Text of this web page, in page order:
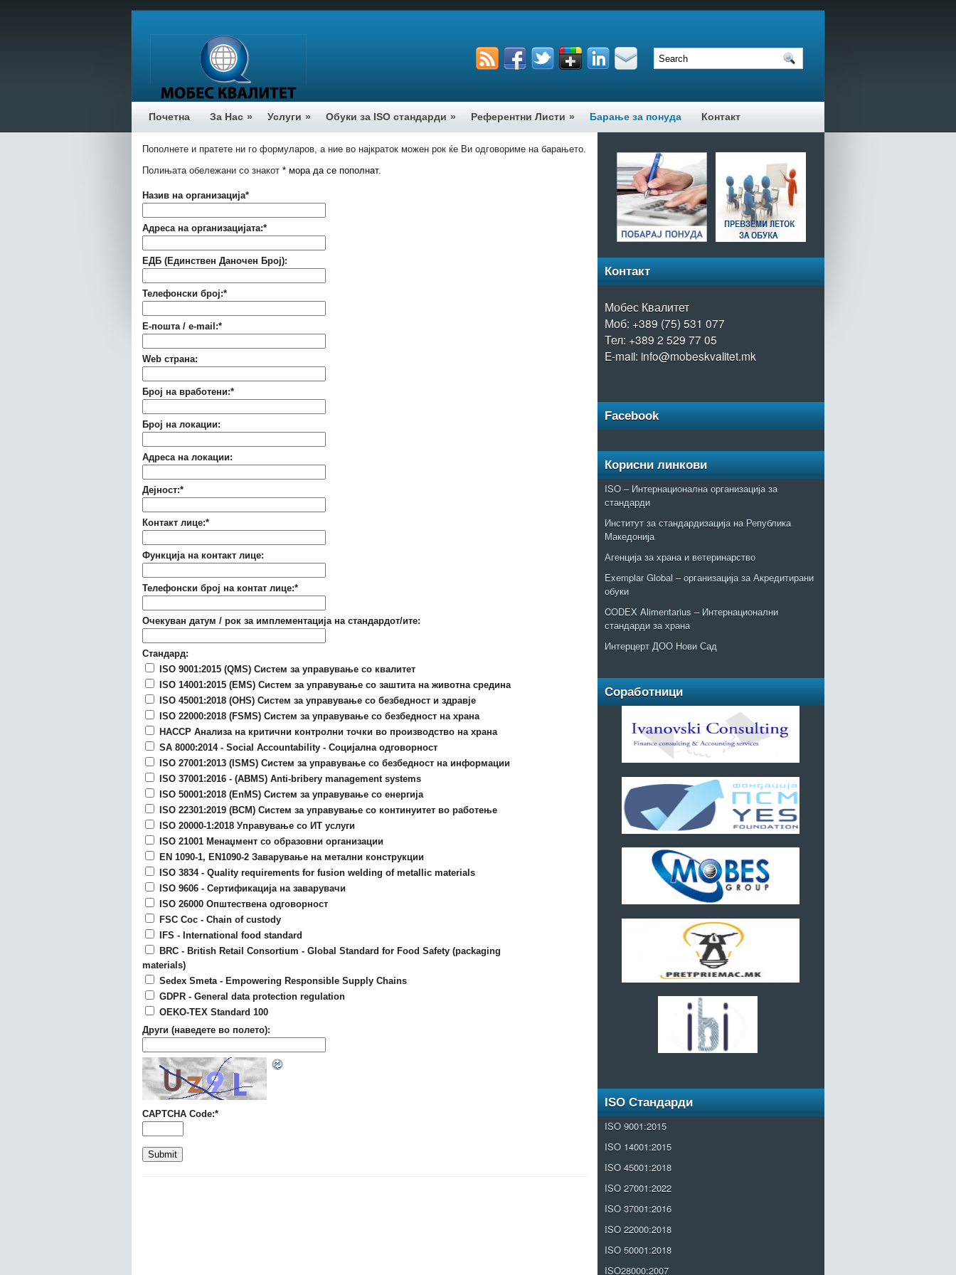
Почетна За Нас » Услуги » Обуки за ISO стандарди » Референтни Листи » Барање за понуда Контакт
Пополнете и пратете ни го формуларов, а ние во најкраток можен рок ќе Ви одговориме на барањето.
Полињата обележани со знакот * мора да се пополнат.
Назив на организација*
Адреса на организацијата:*
ЕДБ (Единствен Даночен Број):
Телефонски број:*
Е-пошта / e-mail:*
Web страна:
Број на вработени:*
Број на локации:
Адреса на локации:
Дејност:*
Контакт лице:*
Функција на контакт лице:
Телефонски број на контат лице:*
Очекуван датум / рок за имплементација на стандардот/ите:
Стандард:
ISO 9001:2015 (QMS) Систем за управување со квалитет
ISO 14001:2015 (EMS) Систем за управување со заштита на животна средина
ISO 45001:2018 (OHS) Систем за управување со безбедност и здравје
ISO 22000:2018 (FSMS) Систем за управување со безбедност на храна
HACCP Анализа на критични контролни точки во производство на храна
SA 8000:2014 - Social Accountability - Социјална одговорност
ISO 27001:2013 (ISMS) Систем за управување со безбедност на информации
ISO 37001:2016 - (ABMS) Anti-bribery management systems
ISO 50001:2018 (EnMS) Систем за управување со енергија
ISO 22301:2019 (BCM) Систем за управување со континуитет во работење
ISO 20000-1:2018 Управување со ИТ услуги
ISO 21001 Менаџмент со образовни организации
EN 1090-1, EN1090-2 Заварување на метални конструкции
ISO 3834 - Quality requirements for fusion welding of metallic materials
ISO 9606 - Сертификација на заварувачи
ISO 26000 Општествена одговорност
FSC Coc - Chain of custody
IFS - International food standard
BRC - British Retail Consortium - Global Standard for Food Safety (packaging
materials)
Sedex Smeta - Empowering Responsible Supply Chains
GDPR - General data protection regulation
OEKO-TEX Standard 100
Други (наведете во полето):
CAPTCHA Code:*
Контакт
Мобес Квалитет
Моб: +389 (75) 531 077
Тел: +389 2 529 77 05
E-mail: info@mobeskvalitet.mk
Facebook
Корисни линкови
ISO – Интернационална организација за
стандарди
Институт за стандардизација на Република
Македонија
Агенција за храна и ветеринарство
Exemplar Global – организација за Акредитирани
обуки
CODEX Alimentarius – Интернационални
стандарди за храна
Интерцерт ДОО Нови Сад
Соработници
ISO Стандарди
ISO 9001:2015
ISO 14001:2015
ISO 45001:2018
ISO 27001:2022
ISO 37001:2016
ISO 22000:2018
ISO 50001:2018
ISO28000:2007